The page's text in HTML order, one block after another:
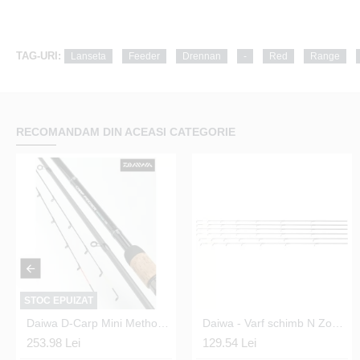
TAG-URI: Lanseta Feeder Drennan - Red Range
RECOMANDAM DIN ACEASI CATEGORIE
STOC EPUIZAT
253.98 Lei 129.54 Lei
141.78 Lei 149.94 Lei